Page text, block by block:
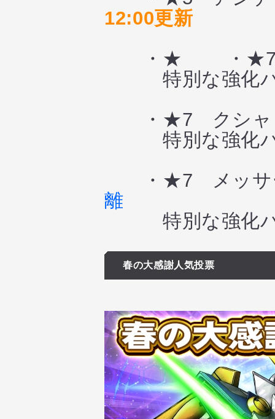
12:00更新
・★ ・★7 ク
特別な強化パ
・★7 クシャ
特別な強化パ
・★7 メッサ
離
特別な強化パ
春の大感謝人気投票